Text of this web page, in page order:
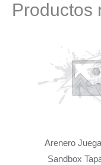
Productos
Arenero
Sandbox